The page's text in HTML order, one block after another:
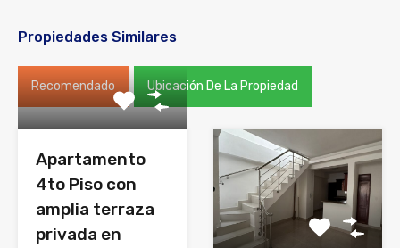
Propiedades Similares
Recomendado Ubicación De La Propiedad
Apartamento
4to Piso con
amplia terraza
privada en